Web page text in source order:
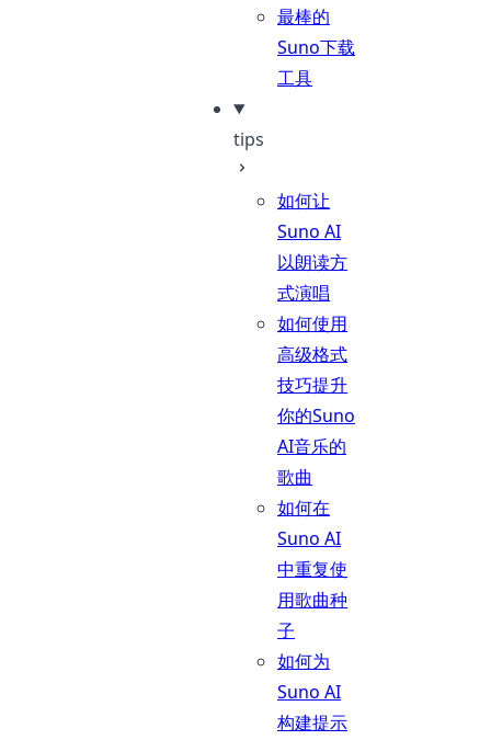
最棒的
Suno下载
工具
tips
如何让
Suno AI
以朗读方
式演唱
如何使用
高级格式
技巧提升
你的Suno
AI音乐的
歌曲
如何在
Suno AI
中重复使
用歌曲种
子
如何为
Suno AI
构建提示